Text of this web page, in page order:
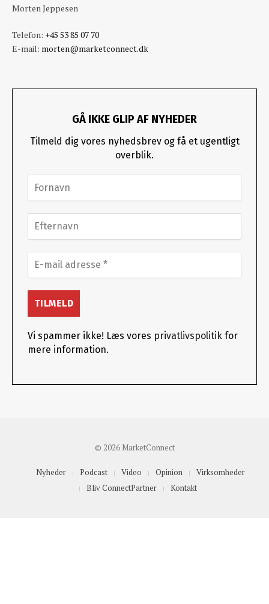
Morten Jeppesen
Telefon: +45 53 85 07 70
E-mail: morten@marketconnect.dk
GÅ IKKE GLIP AF NYHEDER
Tilmeld dig vores nyhedsbrev og få et ugentligt
overblik.
Vi spammer ikke! Læs vores privatlivspolitik for
mere information.
© 2026 MarketConnect
Nyheder Podcast Video Opinion
Virksomheder
Bliv ConnectPartner
Kontakt